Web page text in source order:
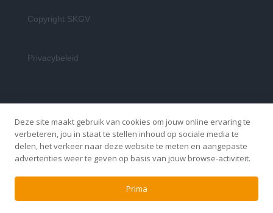
Copyright SKGV
Privacybeleid
Deze site maakt gebruik van cookies om jouw online ervaring te
verbeteren, jou in staat te stellen inhoud op sociale media te
delen, het verkeer naar deze website te meten en aangepaste
advertenties weer te geven op basis van jouw browse-activiteit.
Prima